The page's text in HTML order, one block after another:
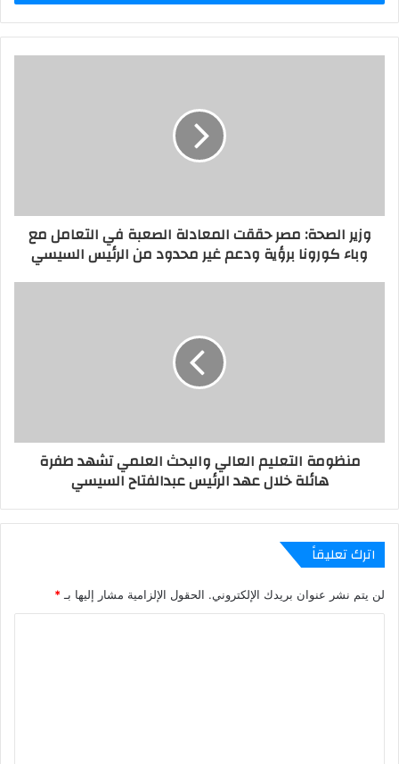
ب
ر
ر
وزير الصحة: مصر حققت المعادلة الصعبة في التعامل مع
وباء كورونا برؤية ودعم غير محدود من الرئيس السيسي
منظومة التعليم العالي والبحث العلمي تشهد طفرة
هائلة خلال عهد الرئيس عبدالفتاح السيسي
اترك تعليقاً
لن يتم نشر عنوان بريدك الإلكتروني. الحقول الإلزامية مشار إليها بـ*